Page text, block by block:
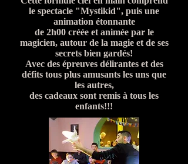
le spectacle "Mystikid", puis une
animation étonnante
de 2h00 créée et animée par le
magicien, autour de la magie et de ses
secrets bien gardés!
Avec des épreuves délirantes et des
défits tous plus amusants les uns que
les autres,
des cadeaux sont remis à tous les
enfants!!!